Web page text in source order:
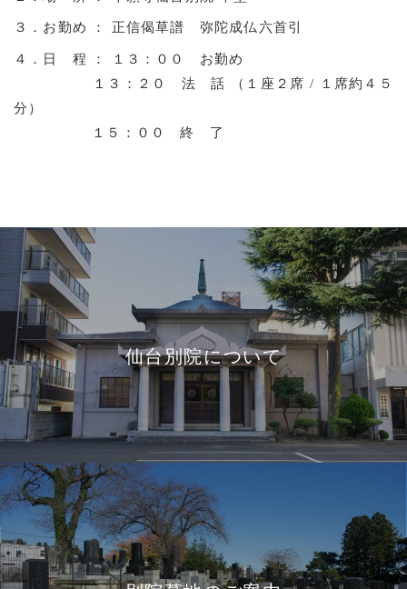
３．お勤め ： 正信偈草譜 弥陀成仏六首引
４．日 程 ： １３：００ お勤め
１３：２０ 法 話 （１座２席 / １席約４５
分）
１５：００ 終 了